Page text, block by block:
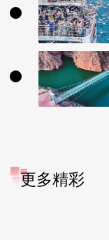
更多精彩